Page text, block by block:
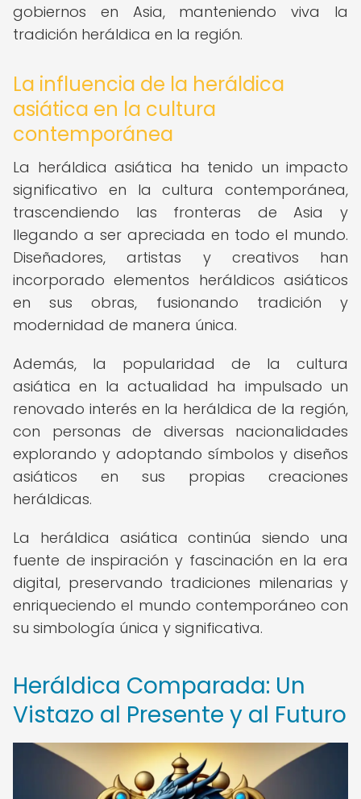
gobiernos en Asia, manteniendo viva la
tradición heráldica en la región.
La influencia de la heráldica
asiática en la cultura
contemporánea
La heráldica asiática ha tenido un impacto
significativo en la cultura contemporánea,
trascendiendo las fronteras de Asia y
llegando a ser apreciada en todo el mundo.
Diseñadores, artistas y creativos han
incorporado elementos heráldicos asiáticos
en sus obras, fusionando tradición y
modernidad de manera única.
Además, la popularidad de la cultura
asiática en la actualidad ha impulsado un
renovado interés en la heráldica de la región,
con personas de diversas nacionalidades
explorando y adoptando símbolos y diseños
asiáticos en sus propias creaciones
heráldicas.
La heráldica asiática continúa siendo una
fuente de inspiración y fascinación en la era
digital, preservando tradiciones milenarias y
enriqueciendo el mundo contemporáneo con
su simbología única y significativa.
Heráldica Comparada: Un
Vistazo al Presente y al Futuro